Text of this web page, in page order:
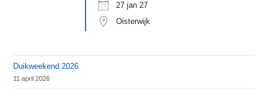
27 jan 27
Oisterwijk
Duikweekend 2026
11 april 2026